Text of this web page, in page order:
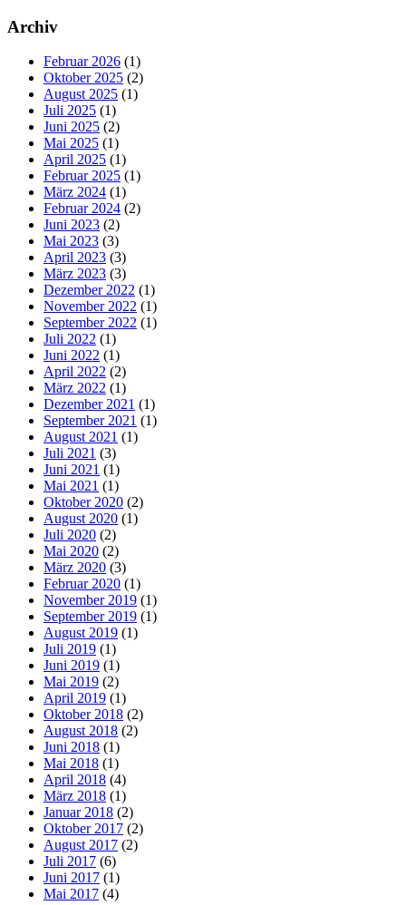
Archiv
Februar 2026 (1)
Oktober 2025 (2)
August 2025 (1)
Juli 2025 (1)
Juni 2025 (2)
Mai 2025 (1)
April 2025 (1)
Februar 2025 (1)
März 2024 (1)
Februar 2024 (2)
Juni 2023 (2)
Mai 2023 (3)
April 2023 (3)
März 2023 (3)
Dezember 2022 (1)
November 2022 (1)
September 2022 (1)
Juli 2022 (1)
Juni 2022 (1)
April 2022 (2)
März 2022 (1)
Dezember 2021 (1)
September 2021 (1)
August 2021 (1)
Juli 2021 (3)
Juni 2021 (1)
Mai 2021 (1)
Oktober 2020 (2)
August 2020 (1)
Juli 2020 (2)
Mai 2020 (2)
März 2020 (3)
Februar 2020 (1)
November 2019 (1)
September 2019 (1)
August 2019 (1)
Juli 2019 (1)
Juni 2019 (1)
Mai 2019 (2)
April 2019 (1)
Oktober 2018 (2)
August 2018 (2)
Juni 2018 (1)
Mai 2018 (1)
April 2018 (4)
März 2018 (1)
Januar 2018 (2)
Oktober 2017 (2)
August 2017 (2)
Juli 2017 (6)
Juni 2017 (1)
Mai 2017 (4)